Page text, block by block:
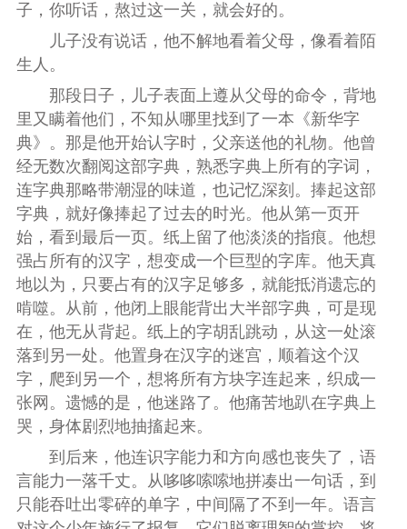
子，你听话，熬过这一关，就会好的。
儿子没有说话，他不解地看着父母，像看着陌
生人。
那段日子，儿子表面上遵从父母的命令，背地
里又瞒着他们，不知从哪里找到了一本《新华字
典》。那是他开始认字时，父亲送他的礼物。他曾
经无数次翻阅这部字典，熟悉字典上所有的字词，
连字典那略带潮湿的味道，也记忆深刻。捧起这部
字典，就好像捧起了过去的时光。他从第一页开
始，看到最后一页。纸上留了他淡淡的指痕。他想
强占所有的汉字，想变成一个巨型的字库。他天真
地以为，只要占有的汉字足够多，就能抵消遗忘的
啃噬。从前，他闭上眼能背出大半部字典，可是现
在，他无从背起。纸上的字胡乱跳动，从这一处滚
落到另一处。他置身在汉字的迷宫，顺着这个汉
字，爬到另一个，想将所有方块字连起来，织成一
张网。遗憾的是，他迷路了。他痛苦地趴在字典上
哭，身体剧烈地抽搐起来。
到后来，他连识字能力和方向感也丧失了，语
言能力一落千丈。从哆哆嗦嗦地拼凑出一句话，到
只能吞吐出零碎的单字，中间隔了不到一年。语言